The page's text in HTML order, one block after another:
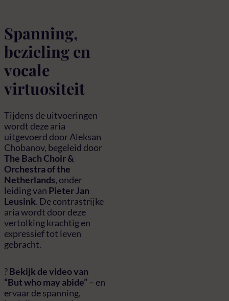
Spanning,
bezieling en
vocale
virtuositeit
Tijdens de uitvoeringen
wordt deze aria
uitgevoerd door Aleksan
Chobanov, begeleid door
The Bach Choir &
Orchestra of the
Netherlands, onder
leiding van Pieter Jan
Leusink. De contrastrijke
aria wordt door deze
vertolking krachtig en
expressief tot leven
gebracht.
?Bekijk de video van
“But who may abide” – en
ervaar de spanning,